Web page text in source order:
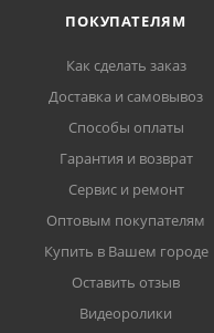
ПОКУПАТЕЛЯМ
Как сделать заказ
Доставка и самовывоз
Способы оплаты
Гарантия и возврат
Сервис и ремонт
Оптовым покупателям
Купить в Вашем городе
Оставить отзыв
Видеоролики